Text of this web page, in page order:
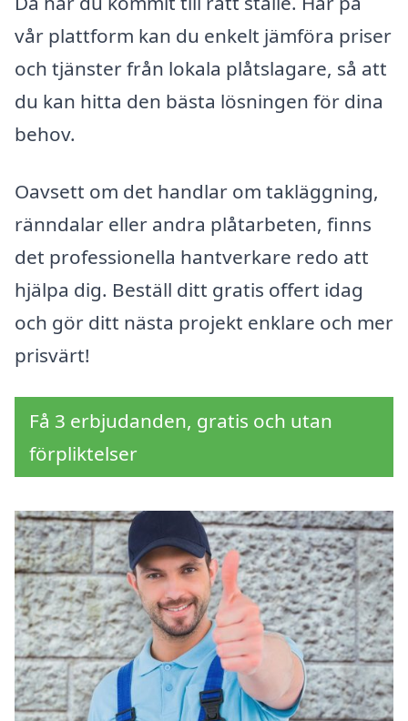
vår plattform kan du enkelt jämföra priser
och tjänster från lokala plåtslagare, så att
du kan hitta den bästa lösningen för dina
behov.
Oavsett om det handlar om takläggning,
ränndalar eller andra plåtarbeten, finns
det professionella hantverkare redo att
hjälpa dig. Beställ ditt gratis offert idag
och gör ditt nästa projekt enklare och mer
prisvärt!
Få 3 erbjudanden, gratis och utan
förpliktelser